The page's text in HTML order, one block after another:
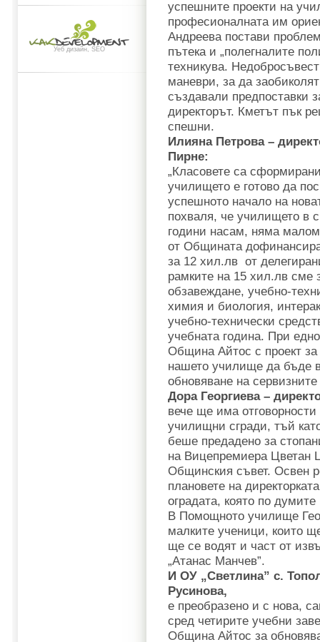
Уеб дизайн, SEO
успешните проекти на
професионалната им
Андреева постави
пътека и „полегналите
техникува.
маневри, за да
създавали предпоставки
директорът. Кметът пък
спешни.
Илияна Петрова –
Пирне:
„Класовете са
училището е готово да
успешното начало на
похваля, че училището в
години насам, няма
от Общината
за 12 хил.лв от
рамките на 15 хил.лв сме
обзавеждане, учебно-
химия и биология,
учебно-технически
учебната година. При
Община Айтос с проект
нашето училище да бъде
обновяване на
Дора Георгиева –
вече ще има
училищни сгради, тъй
беше предадено за
на Вицепремиера Цветан
Общинския съвет. Освен
плановете на
оградата, която по
В Помощното училище
малките ученици, които
ще се водят и част от
„Атанас Манчев”.
И ОУ „Светлина” с.
Русинова,
е преобразено и с нова,
сред четирите учебни
Община Айтос за